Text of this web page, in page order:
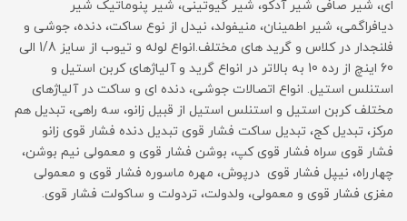
ای، شیر صافی شیر آدکو، شیر گیوتینی، شیر پنوماتیک شیر
دیافراگمی، شیر اطمینان، منیفولد، نیدل از نوع ساکت، دنده، جوشی و
فلنجدار در کلاس و گرید های مختلف.انواع لوله و تیوب از سایز 1/8 الی
60 اینچ از رده 10 به بالاتر در انواع گرید و آلیاژهای کربن استیل و
استنلس استیل. انواع اتصالات جوشی، دنده ای و ساکت در آلیاژهای
مختلف کربن استیل و استنلس استیل از قبیل زانو، سه راهی، تبدیل هم
مرکز، تبدیل کج، تبدیل ساکت فشار قوی تبدیل دنده فشار قوی زانو
فشار قوی سراه فشار قوی کپ، بوشن فشار قوی و معمولی نیم بوشن،
چهارراه، نیپل فشار قوی درپوش، مهره ماسوره فشار قوی و معمولی
مغزی فشار قوی و معمولی، ولدولت، تردولت و ساکولت فشار قوی.